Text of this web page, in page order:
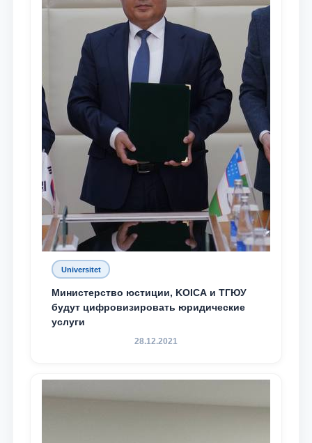
Universitet
Министерство юстиции, KOICA и ТГЮУ
будут цифровизировать юридические
услуги
28.12.2021